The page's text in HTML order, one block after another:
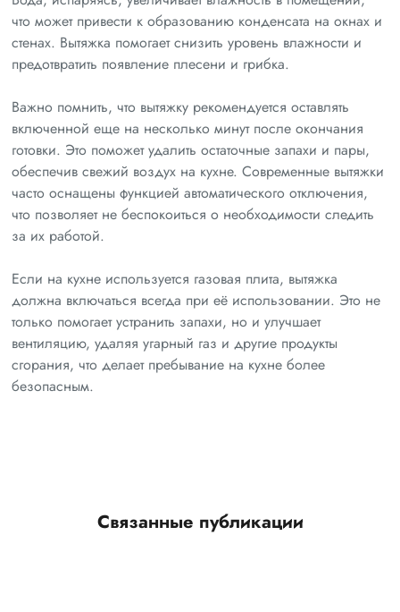
что может привести к образованию конденсата на окнах и
стенах. Вытяжка помогает снизить уровень влажности и
предотвратить появление плесени и грибка.
Важно помнить, что вытяжку рекомендуется оставлять
включенной еще на несколько минут после окончания
готовки. Это поможет удалить остаточные запахи и пары,
обеспечив свежий воздух на кухне. Современные вытяжки
часто оснащены функцией автоматического отключения,
что позволяет не беспокоиться о необходимости следить
за их работой.
Если на кухне используется газовая плита, вытяжка
должна включаться всегда при её использовании. Это не
только помогает устранить запахи, но и улучшает
вентиляцию, удаляя угарный газ и другие продукты
сгорания, что делает пребывание на кухне более
безопасным.
Связанные публикации